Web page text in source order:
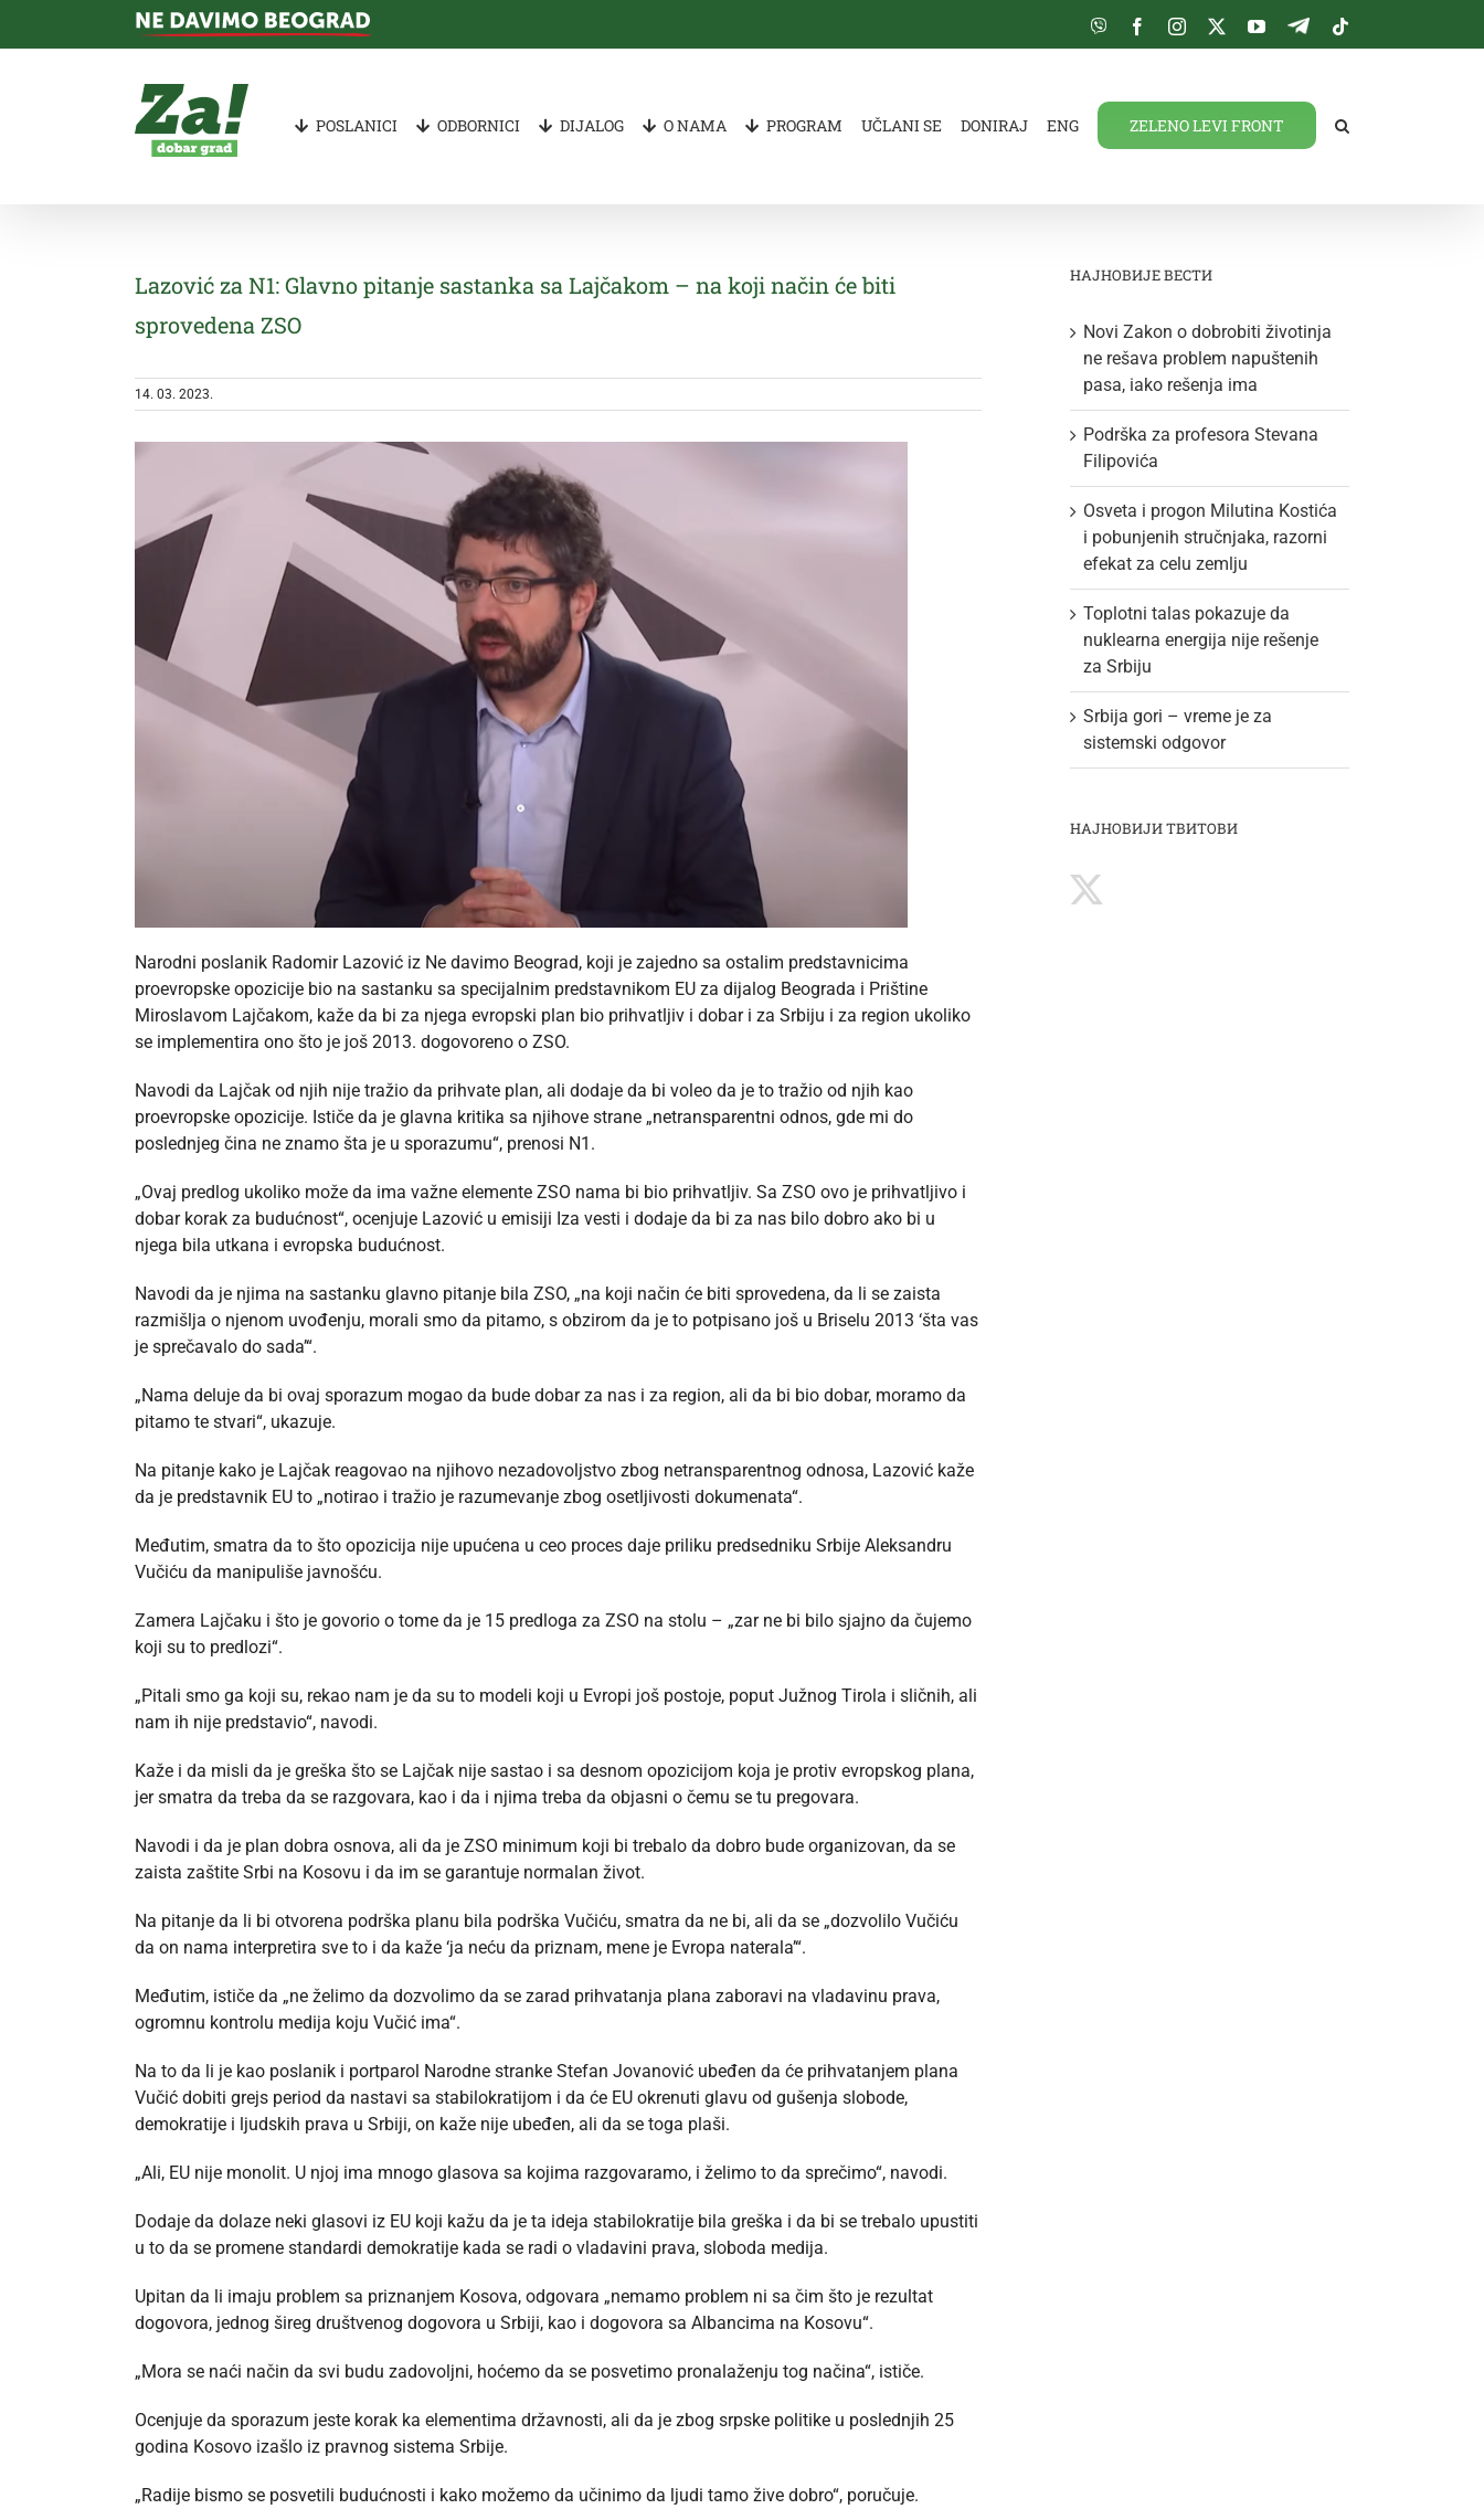
Viber FacebookInstagram
TwitterYouTube
Telegram
POSLANICI ODBORNICI DIJALOG O NAMA PROGRAM UČLANI SE DONIRAJ ENG ZELENO LEVI FRONT
Lazović za N1: Glavno pitanje sastanka sa Lajčakom – na koji način će biti
sprovedena ZSO
14. 03. 2023.
Narodni poslanik Radomir Lazović iz Ne davimo Beograd, koji je zajedno sa ostalim predstavnicima
proevropske opozicije bio na sastanku sa specijalnim predstavnikom EU za dijalog Beograda i Prištine
Miroslavom Lajčakom, kaže da bi za njega evropski plan bio prihvatljiv i dobar i za Srbiju i za region ukoliko
se implementira ono što je još 2013. dogovoreno o ZSO.
Navodi da Lajčak od njih nije tražio da prihvate plan, ali dodaje da bi voleo da je to tražio od njih kao
proevropske opozicije. Ističe da je glavna kritika sa njihove strane „netransparentni odnos, gde mi do
poslednjeg čina ne znamo šta je u sporazumu“, prenosi N1.
„Ovaj predlog ukoliko može da ima važne elemente ZSO nama bi bio prihvatljiv. Sa ZSO ovo je prihvatljivo i
dobar korak za budućnost“, ocenjuje Lazović u emisiji Iza vesti i dodaje da bi za nas bilo dobro ako bi u
njega bila utkana i evropska budućnost.
Navodi da je njima na sastanku glavno pitanje bila ZSO, „na koji način će biti sprovedena, da li se zaista
razmišlja o njenom uvođenju, morali smo da pitamo, s obzirom da je to potpisano još u Briselu 2013 ‘šta vas
je sprečavalo do sada’“.
„Nama deluje da bi ovaj sporazum mogao da bude dobar za nas i za region, ali da bi bio dobar, moramo da
pitamo te stvari“, ukazuje.
Na pitanje kako je Lajčak reagovao na njihovo nezadovoljstvo zbog netransparentnog odnosa, Lazović kaže
da je predstavnik EU to „notirao i tražio je razumevanje zbog osetljivosti dokumenata“.
Međutim, smatra da to što opozicija nije upućena u ceo proces daje priliku predsedniku Srbije Aleksandru
Vučiću da manipuliše javnošću.
Zamera Lajčaku i što je govorio o tome da je 15 predloga za ZSO na stolu – „zar ne bi bilo sjajno da čujemo
koji su to predlozi“.
„Pitali smo ga koji su, rekao nam je da su to modeli koji u Evropi još postoje, poput Južnog Tirola i sličnih, ali
nam ih nije predstavio“, navodi.
Kaže i da misli da je greška što se Lajčak nije sastao i sa desnom opozicijom koja je protiv evropskog plana,
jer smatra da treba da se razgovara, kao i da i njima treba da objasni o čemu se tu pregovara.
Navodi i da je plan dobra osnova, ali da je ZSO minimum koji bi trebalo da dobro bude organizovan, da se
zaista zaštite Srbi na Kosovu i da im se garantuje normalan život.
Na pitanje da li bi otvorena podrška planu bila podrška Vučiću, smatra da ne bi, ali da se „dozvolilo Vučiću
da on nama interpretira sve to i da kaže ‘ja neću da priznam, mene je Evropa naterala’“.
Međutim, ističe da „ne želimo da dozvolimo da se zarad prihvatanja plana zaboravi na vladavinu prava,
ogromnu kontrolu medija koju Vučić ima“.
Na to da li je kao poslanik i portparol Narodne stranke Stefan Jovanović ubeđen da će prihvatanjem plana
Vučić dobiti grejs period da nastavi sa stabilokratijom i da će EU okrenuti glavu od gušenja slobode,
demokratije i ljudskih prava u Srbiji, on kaže nije ubeđen, ali da se toga plaši.
„Ali, EU nije monolit. U njoj ima mnogo glasova sa kojima razgovaramo, i želimo to da sprečimo“, navodi.
Dodaje da dolaze neki glasovi iz EU koji kažu da je ta ideja stabilokratije bila greška i da bi se trebalo upustiti
u to da se promene standardi demokratije kada se radi o vladavini prava, sloboda medija.
Upitan da li imaju problem sa priznanjem Kosova, odgovara „nemamo problem ni sa čim što je rezultat
dogovora, jednog šireg društvenog dogovora u Srbiji, kao i dogovora sa Albancima na Kosovu“.
„Mora se naći način da svi budu zadovoljni, hoćemo da se posvetimo pronalaženju tog načina“, ističe.
Ocenjuje da sporazum jeste korak ka elementima državnosti, ali da je zbog srpske politike u poslednjih 25
godina Kosovo izašlo iz pravnog sistema Srbije.
„Radije bismo se posvetili budućnosti i kako možemo da učinimo da ljudi tamo žive dobro“, poručuje.
НАЈНОВИЈЕ ВЕСТИ
Novi Zakon o dobrobiti životinja
ne rešava problem napuštenih
pasa, iako rešenja ima
Podrška za profesora Stevana
Filipovića
Osveta i progon Milutina Kostića
i pobunjenih stručnjaka, razorni
efekat za celu zemlju
Toplotni talas pokazuje da
nuklearna energija nije rešenje
za Srbiju
Srbija gori – vreme je za
sistemski odgovor
НАЈНОВИЈИ ТВИТОВИ